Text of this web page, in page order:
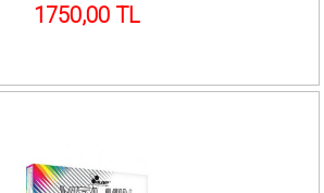
1750,00 TL